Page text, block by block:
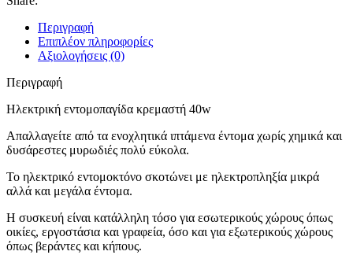
Περιγραφή
Επιπλέον πληροφορίες
Αξιολογήσεις (0)
Περιγραφή
Ηλεκτρική εντομοπαγίδα κρεμαστή 40w
Απαλλαγείτε από τα ενοχλητικά ιπτάμενα έντομα χωρίς χημικά και
δυσάρεστες μυρωδιές πολύ εύκολα.
Το ηλεκτρικό εντομοκτόνο σκοτώνει με ηλεκτροπληξία μικρά
αλλά και μεγάλα έντομα.
Η συσκευή είναι κατάλληλη τόσο για εσωτερικούς χώρους όπως
οικίες, εργοστάσια και γραφεία, όσο και για εξωτερικούς χώρους
όπως βεράντες και κήπους.